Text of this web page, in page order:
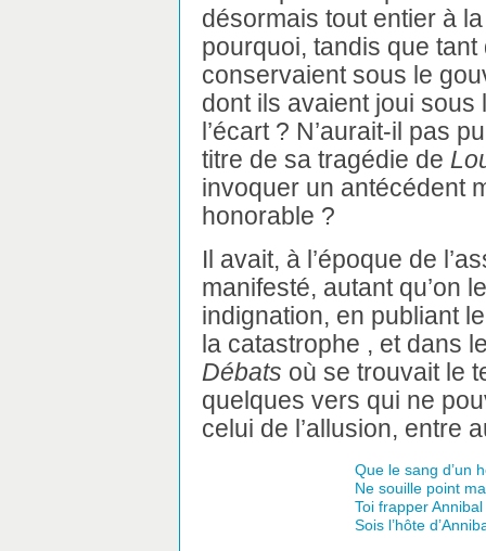
désormais tout entier à
pourquoi, tandis que tant
conservaient sous le
dont ils avaient joui sous
l’écart ? N’aurait-il pas
titre de sa tragédie de
invoquer un antécédent
honorable ?
Il avait, à l’époque de
manifesté, autant qu’on
indignation, en publiant
la catastrophe , et dans
Débats où se trouvait le
quelques vers qui ne
celui de l’allusion, entre
Que le sang d’un
Ne souille point
Toi frapper
Sois l’hôte